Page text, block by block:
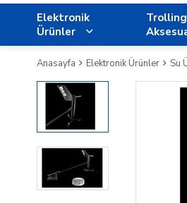
Elektronik
Ürünler
Anasayfa Elektronik Ürünler Su